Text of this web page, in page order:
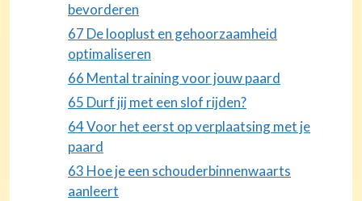
bevorderen
67 De looplust en gehoorzaamheid
optimaliseren
66 Mental training voor jouw paard
65 Durf jij met een slof rijden?
64 Voor het eerst op verplaatsing met je
paard
63 Hoe je een schouderbinnenwaarts
aanleert